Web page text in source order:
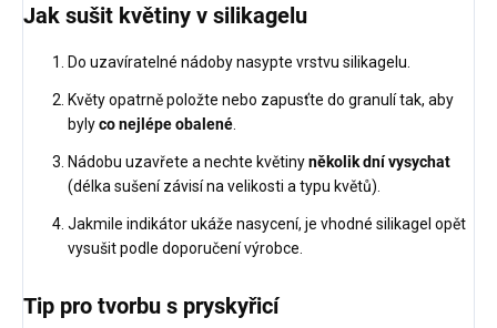
Jak sušit květiny v silikagelu
Do uzavíratelné nádoby nasypte vrstvu silikagelu.
Květy opatrně položte nebo zapusťte do granulí tak, aby
bylyco nejlépe obalené
Nádobu uzavřete a nechte květinyněkolik dní vysychat
(délka sušení závisí na velikosti a typu květů).
Jakmile indikátor ukáže nasycení, je vhodné silikagel opět
vysušit podle doporučení výrobce.
Tip pro tvorbu s pryskyřicí